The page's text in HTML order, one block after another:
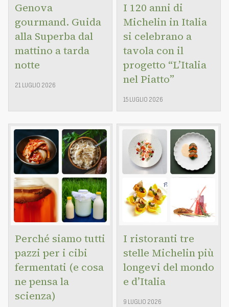
Genova
gourmand. Guida
alla Superba dal
mattino a tarda
notte
21 LUGLIO 2026
I 120 anni di
Michelin in Italia
si celebrano a
tavola con il
progetto “L’Italia
nel Piatto”
15 LUGLIO 2026
Perché siamo tutti
pazzi per i cibi
fermentati (e cosa
ne pensa la
scienza)
I ristoranti tre
stelle Michelin più
longevi del mondo
e d’Italia
9 LUGLIO 2026